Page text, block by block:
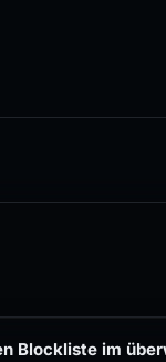
Blockliste im